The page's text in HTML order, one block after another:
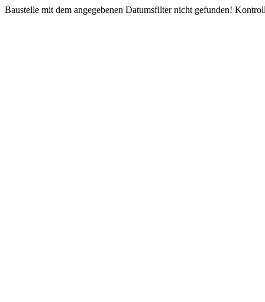
Baustelle mit dem angegebenen Datumsfilter nicht gefunden!